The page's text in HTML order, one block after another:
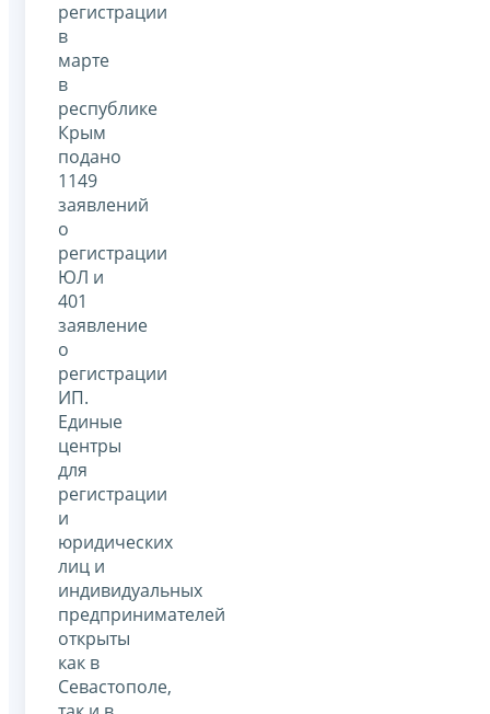
регистрации
в
марте
в
республике
Крым
подано
1149
заявлений
о
регистрации
ЮЛ и
401
заявление
о
регистрации
ИП.
Единые
центры
для
регистрации
и
юридических
лиц и
индивидуальных
предпринимателей
открыты
как в
Севастополе,